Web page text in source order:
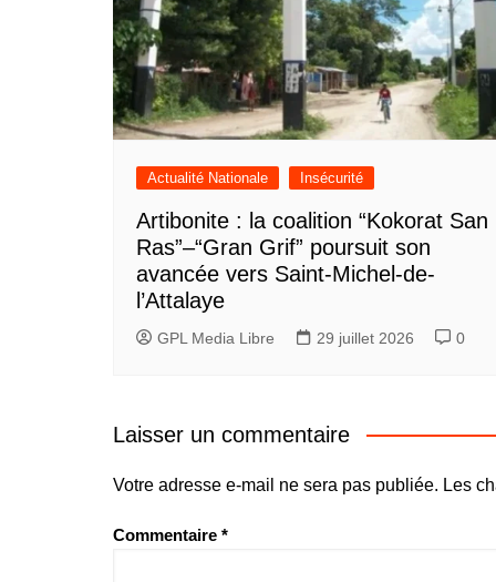
Actualité Nationale Insécurité
Artibonite : la coalition “Kokorat San
Ras”–“Gran Grif” poursuit son
avancée vers Saint-Michel-de-
l’Attalaye
GPL Media Libre 29 juillet 2026 0
Laisser un commentaire
Votre adresse e-mail ne sera pas publiée. Les
Commentaire *